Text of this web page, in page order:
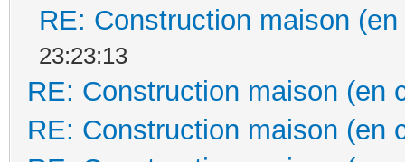
RE: Construction maison
23:23:13
RE: Construction maison (en
RE: Construction maison (en